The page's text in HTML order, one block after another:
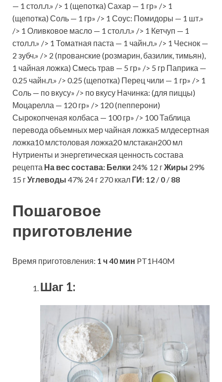
— 1 стол.л.» /> 1 (щепотка) Сахар — 1 гр» /> 1
(щепотка) Соль — 1 гр» /> 1 Соус: Помидоры — 1 шт.»
/> 1 Оливковое масло — 1 стол.л.» /> 1 Кетчуп — 1
стол.л.» /> 1 Томатная паста — 1 чайн.л.» /> 1 Чеснок —
2 зубч.» /> 2 (прованские (розмарин, базилик, тимьян),
1 чайная ложка) Смесь трав — 5 гр» /> 5 гр Паприка —
0.25 чайн.л.» /> 0.25 (щепотка) Перец чили — 1 гр» /> 1
Соль — по вкусу» /> по вкусу Начинка: (для пиццы)
Моцарелла — 120 гр» /> 120 (пепперони)
Сырокопченая колбаса — 100 гр» /> 100 Таблица
перевода объемных мер чайная ложка5 млдесертная
ложка10 млстоловая ложка20 млстакан200 мл
Нутриенты и энергетическая ценность состава
рецепта На вес состава: Белки 24% 12 гЖиры 29%
15 гУглеводы 47% 24 г 270 ккал ГИ: 12 / 0 / 88
Пошаговое
приготовление
Время приготовления: 1 ч 40 мин PT1H40M
Шаг 1: